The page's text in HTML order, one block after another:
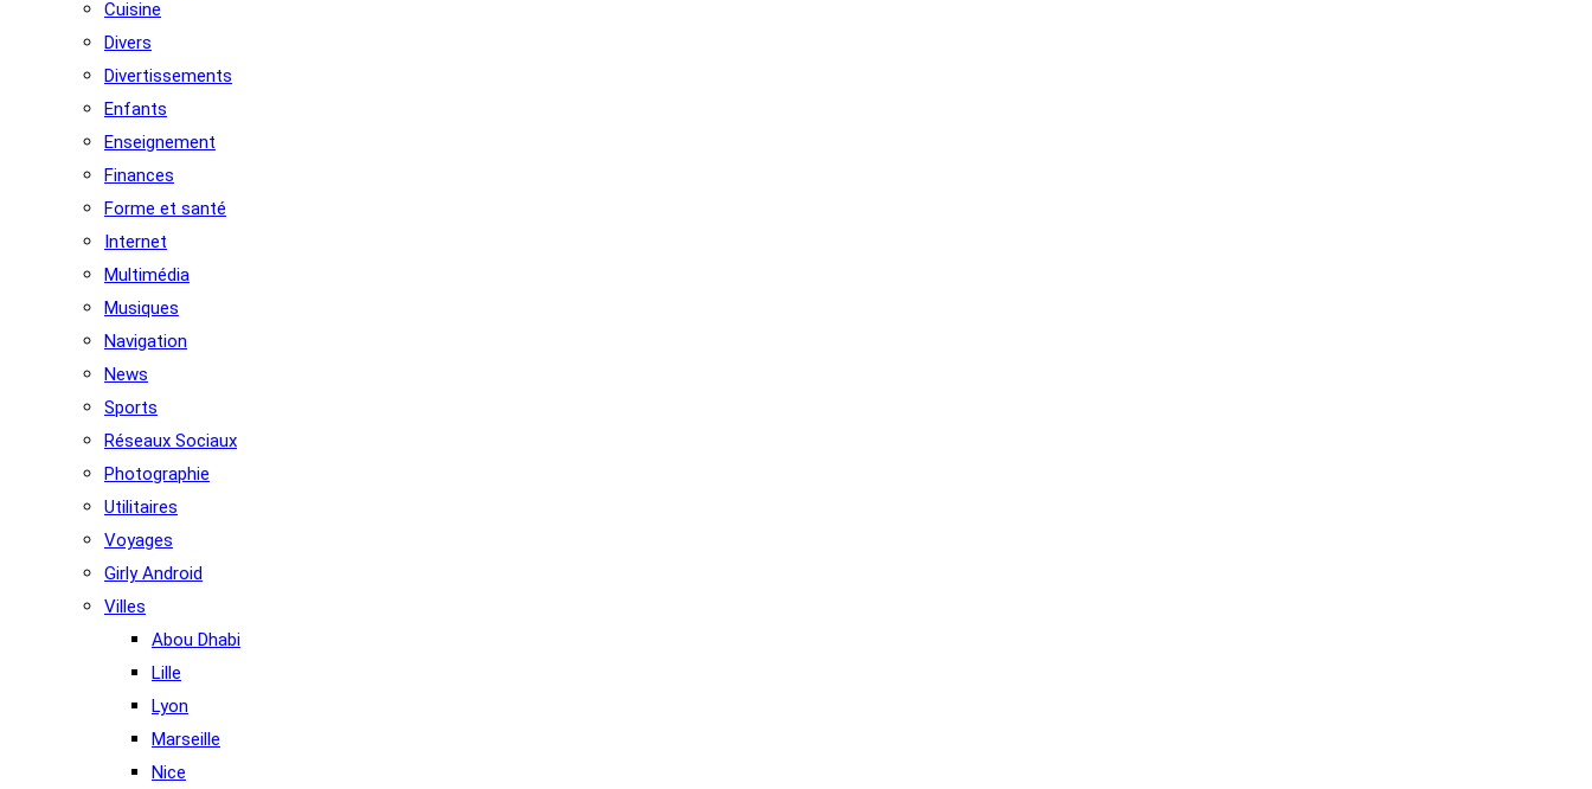
Cuisine
Divers
Divertissements
Enfants
Enseignement
Finances
Forme et santé
Internet
Multimédia
Musiques
Navigation
News
Sports
Réseaux Sociaux
Photographie
Utilitaires
Voyages
Girly Android
Villes
Abou Dhabi
Lille
Lyon
Marseille
Nice